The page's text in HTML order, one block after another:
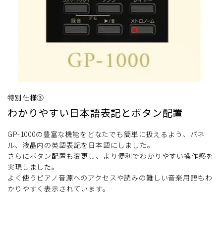
特別仕様③
わかりやすい日本語表記とボタン配置
GP-1000の豊富な機能をどなたでも簡単に扱えるよう、パネ
ル、液晶内の英語表記を日本語にしました。
さらにボタン配置も変更し、より便利でわかりやすい操作感を
実現しました。
よく使うピアノ音源へのアクセスや読みの難しい音楽用語もわ
かりやすく表示されています。